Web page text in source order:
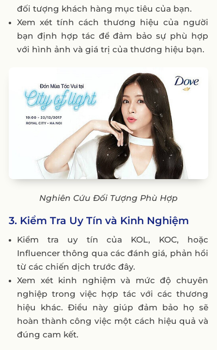
đối tượng khách hàng mục tiêu của bạn.
Xem xét tính cách thương hiệu của người
bạn định hợp tác để đảm bảo sự phù hợp
với hình ảnh và giá trị của thương hiệu bạn.
Nghiên Cứu Đối Tượng Phù Hợp
3. Kiểm Tra Uy Tín và Kinh Nghiệm
Kiểm tra uy tín của KOL, KOC, hoặc
Influencer thông qua các đánh giá, phản hồi
từ các chiến dịch trước đây.
Xem xét kinh nghiệm và mức độ chuyên
nghiệp trong việc hợp tác với các thương
hiệu khác. Điều này giúp đảm bảo họ sẽ
hoàn thành công việc một cách hiệu quả và
đúng cam kết.